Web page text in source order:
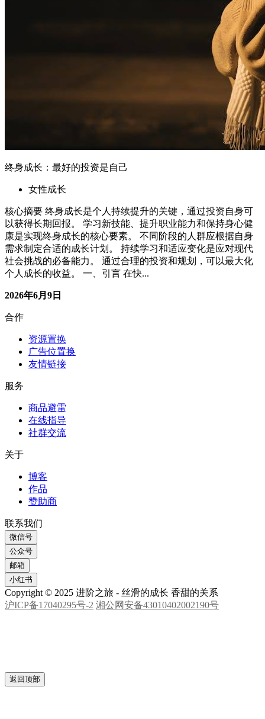
终身成长：最好的投资是自己
女性成长
核心摘要 终身成长是个人持续提升的关键，通过投资自身可
以获得长期回报。 学习新技能、提升职业能力和保持身心健
康是实现终身成长的核心要素。 不同阶段的人群应根据自身
需求制定合适的成长计划。 持续学习和适应变化是应对现代
社会挑战的必备能力。 通过合理的投资和规划，可以最大化
个人成长的收益。 一、引言 在快...
2026年6月9日
资源置换
广告位置换
商品避雷
在线指导
博客
作品
赞助商
联系我们
微信号
公众号
邮箱
小红书
Copyright © 2025 进阶之旅 - 丝滑的成长 香甜的关系